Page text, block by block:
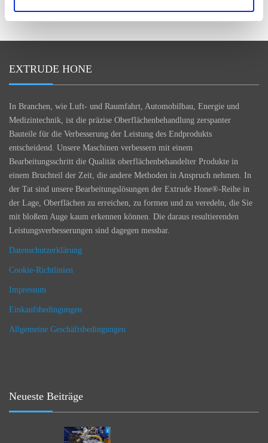
EXTRUDE HONE
In Branchen, wie Luft- und Raumfahrt, Automobilbau, Energie und
Medizintechnik, ist die präzise Oberflächenbehandlung zerspanter
Bauteile für die Verbesserung der Leistung des Endprodukts
entscheidend. Unsere Maschinen verbessern mit einem
Bearbeitungsschritt die Qualität oberflächenbehandelter Produkte in
einem Bruchteil der Zeit, die andere Methoden in Anspruch nehmen. In
der Tat sind unsere Bearbeitungslösungen der Extrude Hone®-Reihe in
der Lage, Oberflächen zu erreichen, zu formen und zu veredeln, die Sie
mit bloßem Auge kaum erkennen können. Die daraus resultierenden
Leistungsverbesserungen sind dagegen messbar.
Datenschutzerklärung
Cookie-Richtlinien
Impressum
Einkaufsbedingungen
Allgemeine Geschäftsbedingungen
Neueste Beiträge